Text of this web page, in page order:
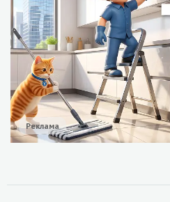
Реклама